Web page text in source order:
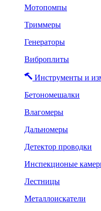
Мотопомпы
Триммеры
Генераторы
Виброплиты
Инструменты и
Бетономешалки
Влагомеры
Дальномеры
Детектор проводки
Инспекционые
Лестницы
Металлоискатели